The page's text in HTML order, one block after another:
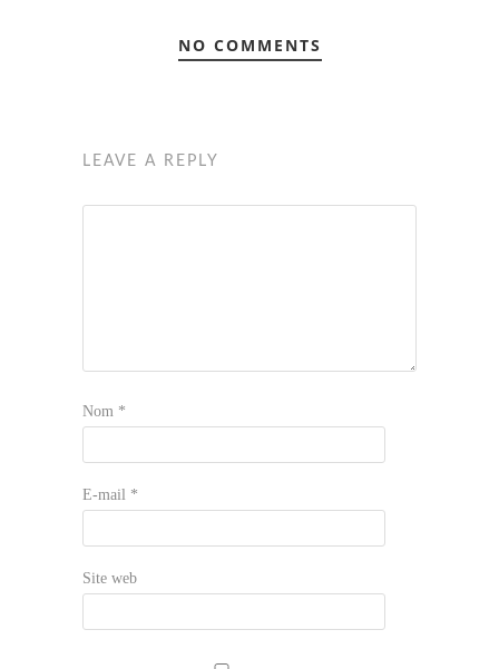
NO COMMENTS
LEAVE A REPLY
Nom *
E-mail *
Site web